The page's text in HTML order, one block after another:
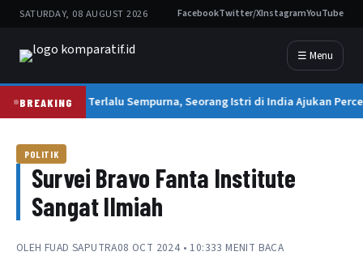
SATURDAY, 08 AUGUST 2026 FacebookTwitter/XInstagramYouTube
☰ Menu
BREAKINGSuami Terlalu Sempurna, Seorang Istri di India Ajukan
POLITIK
Survei Bravo Fanta Institute
Sangat Ilmiah
OLEH FUAD SAPUTRA08 OCT 2024 • 10:333 MENIT BACA